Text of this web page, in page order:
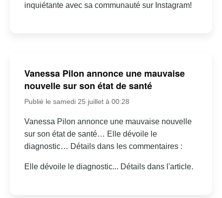
inquiétante avec sa communauté sur Instagram!
Vanessa Pilon annonce une mauvaise
nouvelle sur son état de santé
Publié le samedi 25 juillet à 00:28
Vanessa Pilon annonce une mauvaise nouvelle
sur son état de santé… Elle dévoile le
diagnostic… Détails dans les commentaires :
Elle dévoile le diagnostic... Détails dans l'article.